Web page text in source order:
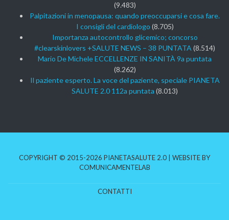
(9.483)
Palpitazioni in menopausa: quando preoccuparsi e cosa fare.
I consigli del cardiologo (8.705)
Importanza autocontrollo glicemico; concorso
#clearskinlovers +SALUTE NEWS – 38 PUNTATA(8.514)
Mario De Michele ECCELLENZE IN SANITÀ 9a puntata
(8.262)
Il paziente esperto. La voce del paziente, speciale PIANETA
SALUTE 2.0 112a puntata (8.013)
COPYRIGHT © 2015-2026 PIANETASALUTE 2.0 | WEBSITE BY
COMUNICAMENTELAB
CONTATTI